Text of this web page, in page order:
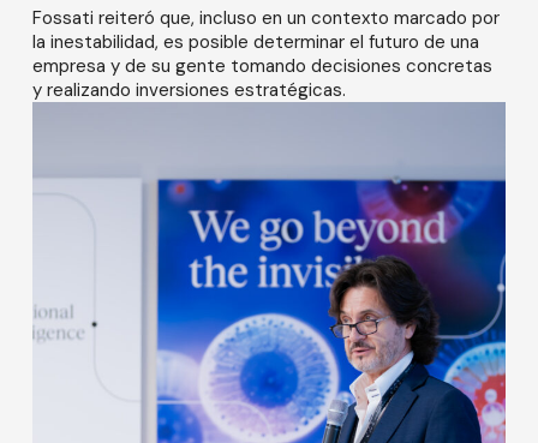
Fossati reiteró que, incluso en un contexto marcado por
la inestabilidad, es posible determinar el futuro de una
empresa y de su gente tomando decisiones concretas
y realizando inversiones estratégicas.